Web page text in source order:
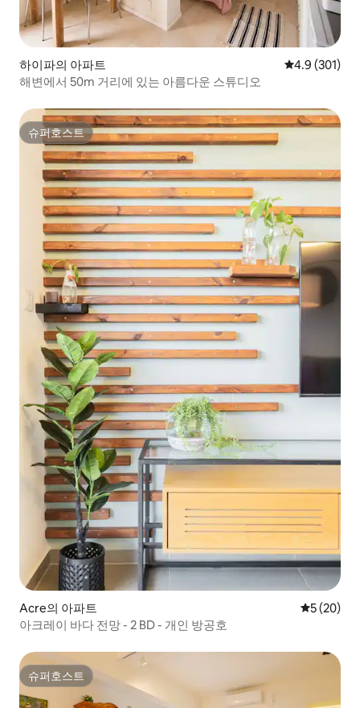
하이파의 아파트 평점 4.9점(5
4.9 (301)
해변에서 50m 거리에 있는 아름다운 스튜디오
슈퍼호스트
슈퍼호스트
Acre의 아파트 평점 5점(5
5 (20)
아크레이 바다 전망 - 2 BD - 개인 방공호
슈퍼호스트
슈퍼호스트